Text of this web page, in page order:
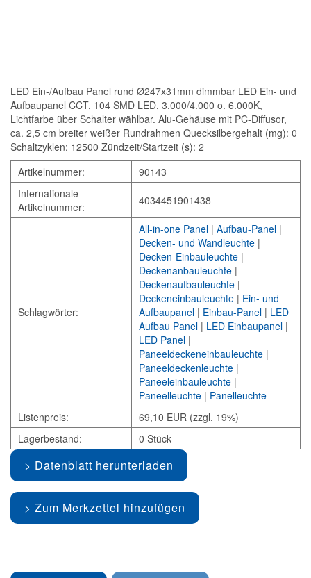
LED Ein-/Aufbau Panel rund Ø247x31mm dimmbar LED Ein- und
Aufbaupanel CCT, 104 SMD LED, 3.000/4.000 o. 6.000K,
Lichtfarbe über Schalter wählbar. Alu-Gehäuse mit PC-Diffusor,
ca. 2,5 cm breiter weißer Rundrahmen Quecksilbergehalt (mg): 0
Schaltzyklen: 12500 Zündzeit/Startzeit (s): 2
Artikelnummer:
90143
Internationale
Artikelnummer:
4034451901438
Schlagwörter:
All-in-one Panel | Aufbau-Panel |
Decken- und Wandleuchte |
Decken-Einbauleuchte |
Deckenanbauleuchte |
Deckenaufbauleuchte |
Deckeneinbauleuchte | Ein- und
Aufbaupanel | Einbau-Panel | LED
Aufbau Panel | LED Einbaupanel |
LED Panel |
Paneeldeckeneinbauleuchte |
Paneeldeckenleuchte |
Paneeleinbauleuchte |
Paneelleuchte | Panelleuchte
Listenpreis:
69,10 EUR (zzgl. 19%)
Lagerbestand:
0 Stück
Datenblatt herunterladen
Zum Merkzettel hinzufügen